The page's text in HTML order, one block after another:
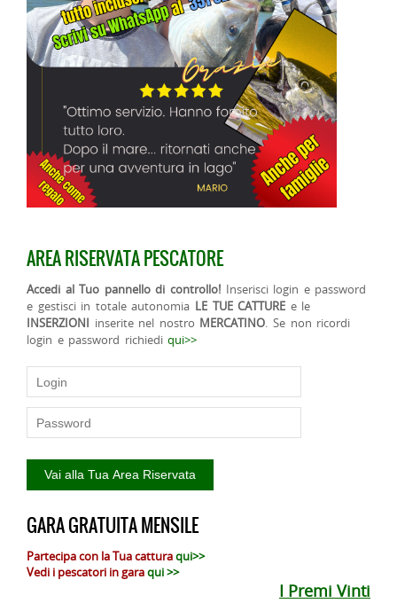
AREA RISERVATA PESCATORE
Accedi al Tuo pannello di controllo! Inserisci login e password
e gestisci in totale autonomia LE TUE CATTURE e le
INSERZIONI inserite nel nostro MERCATINO. Se non ricordi
login e password richiediqui>>
GARA GRATUITA MENSILE
Partecipa con la Tua catturaqui>>
Vedi i pescatori in garaqui >>
I Premi Vinti